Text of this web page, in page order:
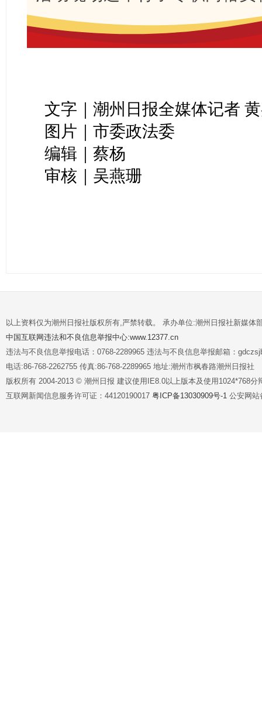
文字｜潮州日报全媒体记者
图片｜市委政法委
编辑｜蔡杨
审核｜吴燕珊
以上资料仅为潮州日报社版权所有,严禁转载。 承办单位:潮州日报社新媒体
中国互联网违法和不良信息举报中心:www.12377.cn
违法与不良信息举报电话：0768-2289965 违法与不良信息举报邮箱：
电话:86-768-2262755 传真:86-768-2289965 地址:潮州市枫春路潮州日报社
版权所有 2004-2013 © 潮州日报 建议使用IE8.0以上版本及使用1024*768分
互联网新闻信息服务许可证：44120190017 粤ICP备13030909号-1 公安网站